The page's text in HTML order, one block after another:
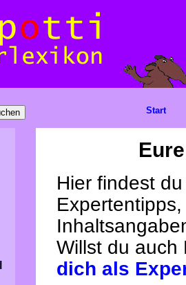
Hier findest
Willst du
dich als
Start